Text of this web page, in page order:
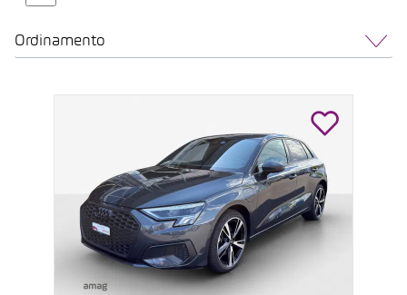
Ordinamento